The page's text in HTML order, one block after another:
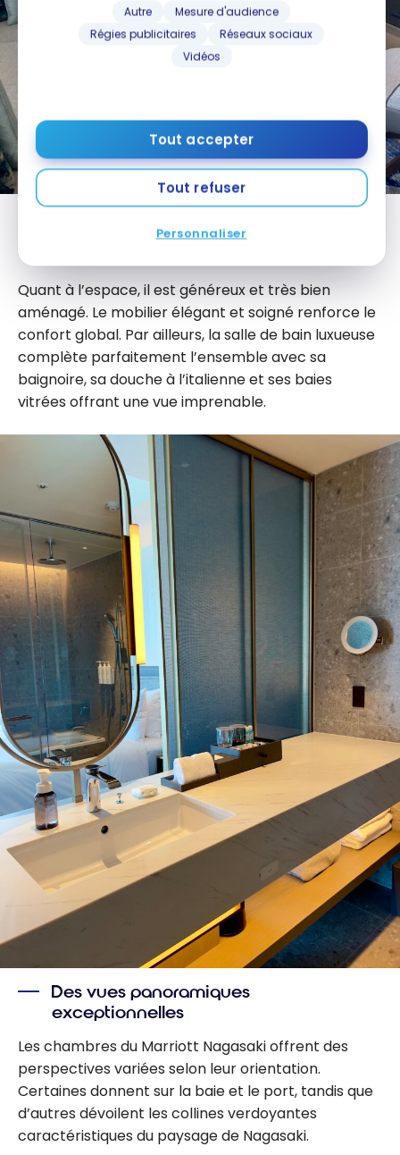
Autre
Mesure d'audience
Régies publicitaires
Réseaux sociaux
Vidéos
Tout accepter
Tout refuser
Personnaliser
de vie élégants
Quant à l’espace, il est généreux et très bien
aménagé. Le mobilier élégant et soigné renforce le
confort global. Par ailleurs, la salle de bain luxueuse
complète parfaitement l’ensemble avec sa
baignoire, sa douche à l’italienne et ses baies
vitrées offrant une vue imprenable.
Des vues panoramiques
exceptionnelles
Les chambres du Marriott Nagasaki offrent des
perspectives variées selon leur orientation.
Certaines donnent sur la baie et le port, tandis que
d’autres dévoilent les collines verdoyantes
caractéristiques du paysage de Nagasaki.